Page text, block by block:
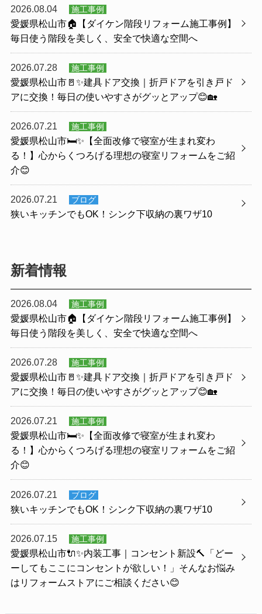
2026.08.04 施工事例
愛媛県松山市🏠【ダイケン階段リフォーム施工事例】
毎日使う階段を美しく、安全で快適な空間へ
2026.07.28 施工事例
愛媛県松山市🚪✨建具ドア交換｜折戸ドアを引き戸ド
アに交換！毎日の使いやすさがグッとアップ😊🏡
2026.07.21 施工事例
愛媛県松山市🛏️✨【全面改修で寝室が生まれ変わ
る！】心からくつろげる理想の寝室リフォームをご紹
介😊
2026.07.21 ブログ
狭いキッチンでもOK！シンク下収納の裏ワザ10
新着情報
2026.08.04 施工事例
愛媛県松山市🏠【ダイケン階段リフォーム施工事例】
毎日使う階段を美しく、安全で快適な空間へ
2026.07.28 施工事例
愛媛県松山市🚪✨建具ドア交換｜折戸ドアを引き戸ド
アに交換！毎日の使いやすさがグッとアップ😊🏡
2026.07.21 施工事例
愛媛県松山市🛏️✨【全面改修で寝室が生まれ変わ
る！】心からくつろげる理想の寝室リフォームをご紹
介😊
2026.07.21 ブログ
狭いキッチンでもOK！シンク下収納の裏ワザ10
2026.07.15 施工事例
愛媛県松山市🔌✨内装工事｜コンセント新設🔨「どー
ーしてもここにコンセントが欲しい！」そんなお悩み
はリフォームストアにご相談ください😊